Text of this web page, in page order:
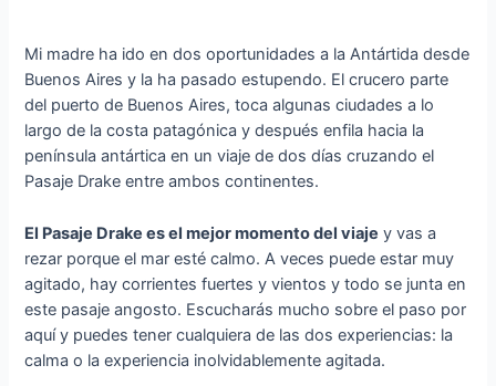
Mi madre ha ido en dos oportunidades a la Antártida desde
Buenos Aires y la ha pasado estupendo. El crucero parte
del puerto de Buenos Aires, toca algunas ciudades a lo
largo de la costa patagónica y después enfila hacia la
península antártica en un viaje de dos días cruzando el
Pasaje Drake entre ambos continentes.
El Pasaje Drake es el mejor momento del viaje y vas a
rezar porque el mar esté calmo. A veces puede estar muy
agitado, hay corrientes fuertes y vientos y todo se junta en
este pasaje angosto. Escucharás mucho sobre el paso por
aquí y puedes tener cualquiera de las dos experiencias: la
calma o la experiencia inolvidablemente agitada.